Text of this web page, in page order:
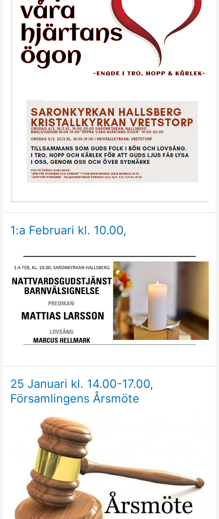
1:a Februari kl. 10.00,
25 Januari kl. 14.00-17.00,
Församlingens Årsmöte